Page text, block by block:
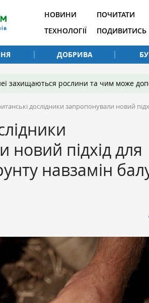
НОВИНИ
ТЕХНОЛОГІЇ
ПОЧИТАТИ
ПОДИВИТИСЬ
ДОБРИВА
захищаються рослини та чим може
дослідники запропонували новий
новий підхід для
навзамін